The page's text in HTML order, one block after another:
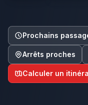
Prochains
Arrêts proches
Calculer un